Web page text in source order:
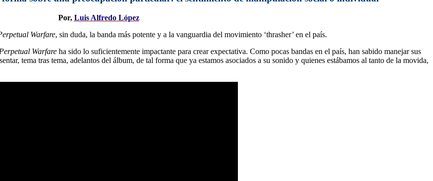
Por, Luis Alfredo López
Warfare, sin duda, la banda más potente y a la vanguardia del movimiento ‘thrasher’ en el país.
Perpetual Warfare ha sido lo suficientemente impactante para crear expectativa. Como pocas bandas en el país, han sabido manejar sus
tema tras tema, adelantos del álbum, de tal forma que ya estamos asociados a su sonido y quienes estábamos al tanto de la movida,